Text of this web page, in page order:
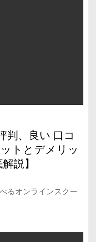
判、良い 口コ
トとデメリッ
説】
るオンラインスクー